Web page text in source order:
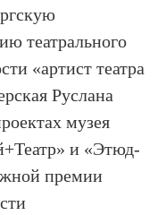
театрального
«артист театра
Руслана
музея
и «Этюд-
премии